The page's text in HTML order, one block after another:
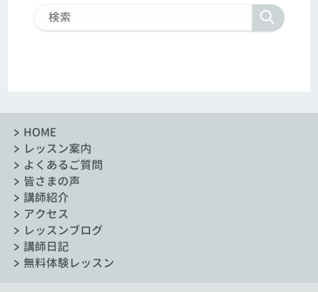
HOME
レッスン案内
よくあるご質問
皆さまの声
講師紹介
アクセス
レッスンブログ
講師日記
無料体験レッスン